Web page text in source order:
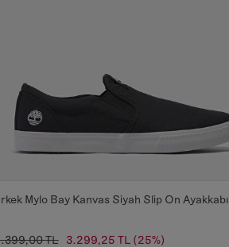
Mylo Bay Kanvas Siyah Slip On Ayakkabı
TL 3.299,25 TL (25%)